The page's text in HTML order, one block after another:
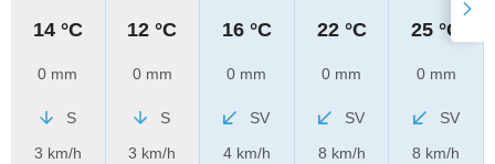
14 °C
0 mm
S
3 km/h
12 °C
0 mm
S
3 km/h
16 °C
0 mm
SV
4 km/h
22 °C
0 mm
SV
8 km/h
25 °C
0 mm
SV
8 km/h